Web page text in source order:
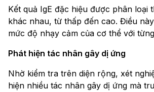
Kết quả IgE đặc hiệu được phân loại
khác nhau, từ thấp đến cao. Điều
mức độ nhạy cảm của cơ thể với
Phát hiện tác nhân gây dị ứng
Nhờ kiểm tra trên diện rộng, xét
hiện nhiều tác nhân gây dị ứng mà